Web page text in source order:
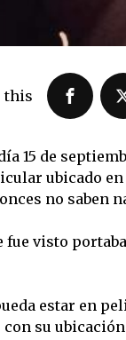
this
15 de
ubicado
no saben
fue visto
estar en
su